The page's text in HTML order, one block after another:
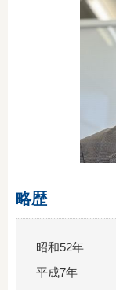
から令和３年１
年末年始の休業
ら令和２年１月
ホームページを
ホームページを
書士法人アドヴ
略歴
昭和52年
平成7年